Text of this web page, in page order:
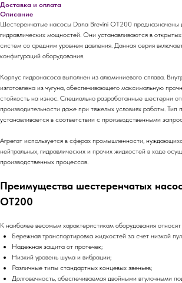
Доставка и оплата
Описание
Шестеренчатые насосы Dana Brevini OT200 предназначены
гидравлических мощностей. Они устанавливаются в
систем со средним уровнем давления. Данная серия
конфигураций оборудования.
Корпус гидронасоса выполнен из алюминиевого сплава.
изготовлена из чугуна, обеспечивающего максимальную
стойкость на износ. Специально разработанные шестерни
производительности даже при тяжелых условиях работы. Тип
устанавливается в соответствии с производственными
Агрегат используется в сферах промышленности,
нейтральных, гидравлических и прочих жидкостей в ходе
производственных процессов.
Преимущества шестеренчатых
OT200
К наиболее весомым характеристикам оборудования
Бережная транспортировка жидкостей за счет низкой
Надежная защита от протечек;
Низкий уровень шума и вибрации;
Различные типы стандартных концевых звеньев;
Долговечность, обеспечиваемая двойными втулочными